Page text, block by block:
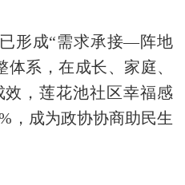
形成“需求承接—阵地
系，在成长、家庭、
，莲花池社区幸福感
，成为政协协商助民生